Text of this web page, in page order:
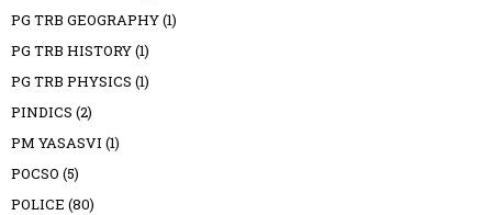
PG TRB GEOGRAPHY(1)
PG TRB HISTORY(1)
PG TRB PHYSICS (1)
PINDICS (2)
PM YASASVI (1)
POCSO (5)
POLICE (80)